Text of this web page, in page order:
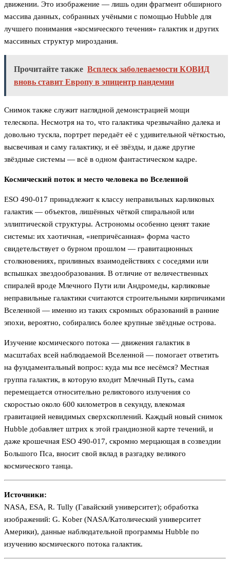
движении. Это изображение — лишь один фрагмент обширного
массива данных, собранных учёными с помощью Hubble для
лучшего понимания «космического течения» галактик и других
массивных структур мироздания.
Прочитайте также Всплеск заболеваемости КОВИД
вновь ставит Европу в эпицентр пандемии
Снимок также служит наглядной демонстрацией мощи
телескопа. Несмотря на то, что галактика чрезвычайно далека и
довольно тускла, портрет передаёт её с удивительной чёткостью,
высвечивая и саму галактику, и её звёзды, и даже другие
звёздные системы — всё в одном фантастическом кадре.
Космический поток и место человека во Вселенной
ESO 490-017 принадлежит к классу неправильных карликовых
галактик — объектов, лишённых чёткой спиральной или
эллиптической структуры. Астрономы особенно ценят такие
системы: их хаотичная, «непричёсанная» форма часто
свидетельствует о бурном прошлом — гравитационных
столкновениях, приливных взаимодействиях с соседями или
вспышках звездообразования. В отличие от величественных
спиралей вроде Млечного Пути или Андромеды, карликовые
неправильные галактики считаются строительными кирпичиками
Вселенной — именно из таких скромных образований в ранние
эпохи, вероятно, собирались более крупные звёздные острова.
Изучение космического потока — движения галактик в
масштабах всей наблюдаемой Вселенной — помогает ответить
на фундаментальный вопрос: куда мы все несёмся? Местная
группа галактик, в которую входит Млечный Путь, сама
перемещается относительно реликтового излучения со
скоростью около 600 километров в секунду, влекомая
гравитацией невидимых сверхскоплений. Каждый новый снимок
Hubble добавляет штрих к этой грандиозной карте течений, и
даже крошечная ESO 490-017, скромно мерцающая в созвездии
Большого Пса, вносит свой вклад в разгадку великого
космического танца.
Источники:
NASA, ESA, R. Tully (Гавайский университет); обработка
изображений: G. Kober (NASA/Католический университет
Америки), данные наблюдательной программы Hubble по
изучению космического потока галактик.